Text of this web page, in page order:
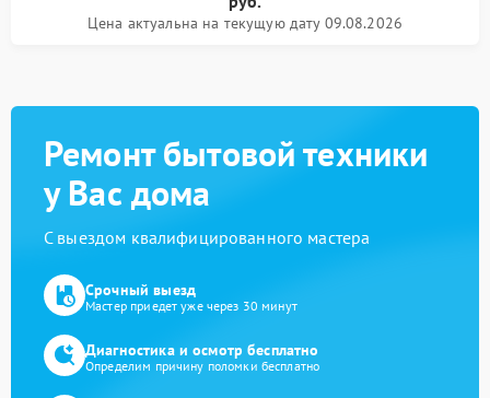
Цена актуальна на текущую дату 09.08.2026
Ремонт бытовой техники
у Вас дома
С выездом квалифицированного мастера
Срочный выезд
Мастер приедет уже через 30 минут
Диагностика и осмотр бесплатно
Определим причину поломки бесплатно